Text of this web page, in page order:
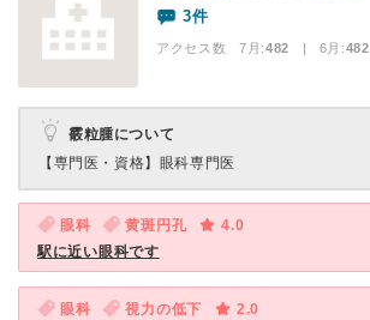
3件
アクセス数 7月:482 | 6月:482
霰粒腫について
【専門医・資格】 眼科専門医
眼科 黄斑円孔
4.0
駅に近い眼科です
眼科 視力の低下
2.0